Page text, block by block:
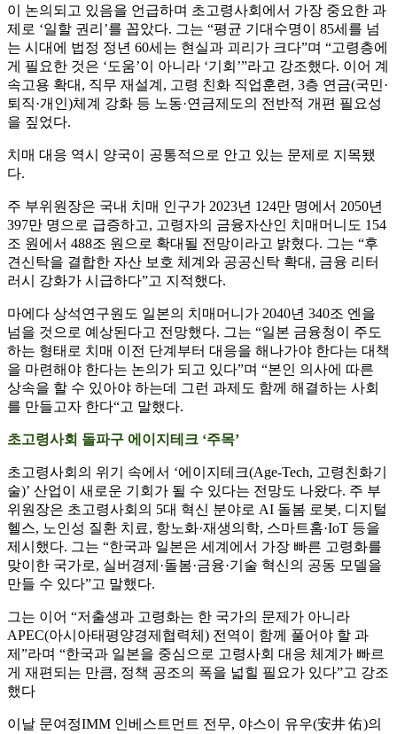
이 논의되고 있음을 언급하며 초고령사회에서 가장 중요한 과
제로 ‘일할 권리’를 꼽았다. 그는 “평균 기대수명이 85세를 넘
는 시대에 법정 정년 60세는 현실과 괴리가 크다”며 “고령층에
게 필요한 것은 ‘도움’이 아니라 ‘기회’”라고 강조했다. 이어 계
속고용 확대, 직무 재설계, 고령 친화 직업훈련, 3층 연금(국민·
퇴직·개인)체계 강화 등 노동·연금제도의 전반적 개편 필요성
을 짚었다.
치매 대응 역시 양국이 공통적으로 안고 있는 문제로 지목됐
다.
주 부위원장은 국내 치매 인구가 2023년 124만 명에서 2050년
397만 명으로 급증하고, 고령자의 금융자산인 치매머니도 154
조 원에서 488조 원으로 확대될 전망이라고 밝혔다. 그는 “후
견신탁을 결합한 자산 보호 체계와 공공신탁 확대, 금융 리터
러시 강화가 시급하다”고 지적했다.
마에다 상석연구원도 일본의 치매머니가 2040년 340조 엔을
넘을 것으로 예상된다고 전망했다. 그는 “일본 금융청이 주도
하는 형태로 치매 이전 단계부터 대응을 해나가야 한다는 대책
을 마련해야 한다는 논의가 되고 있다”며 “본인 의사에 따른
상속을 할 수 있아야 하는데 그런 과제도 함께 해결하는 사회
를 만들고자 한다“고 말했다.
초고령사회 돌파구 에이지테크 ‘주목’
초고령사회의 위기 속에서 ‘에이지테크(Age-Tech, 고령친화기
술)’ 산업이 새로운 기회가 될 수 있다는 전망도 나왔다. 주 부
위원장은 초고령사회의 5대 혁신 분야로 AI 돌봄 로봇, 디지털
헬스, 노인성 질환 치료, 항노화·재생의학, 스마트홈·IoT 등을
제시했다. 그는 “한국과 일본은 세계에서 가장 빠른 고령화를
맞이한 국가로, 실버경제·돌봄·금융·기술 혁신의 공동 모델을
만들 수 있다”고 말했다.
그는 이어 “저출생과 고령화는 한 국가의 문제가 아니라
APEC(아시아태평양경제협력체) 전역이 함께 풀어야 할 과
제”라며 “한국과 일본을 중심으로 고령사회 대응 체계가 빠르
게 재편되는 만큼, 정책 공조의 폭을 넓힐 필요가 있다”고 강조
했다
이날 문여정IMM 인베스트먼트 전무, 야스이 유우(安井 佑)의